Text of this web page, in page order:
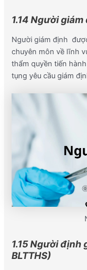
1.14 Người
Người giám định
chuyên môn về lĩnh
thẩm quyền tiến
tụng yêu cầu giám
1.15 Người định
BLTTHS)